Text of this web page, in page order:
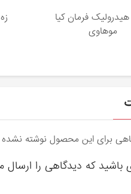
فرمان کیا
موهاوی
برای این محصول نوشته
باشید که دیدگاهی را